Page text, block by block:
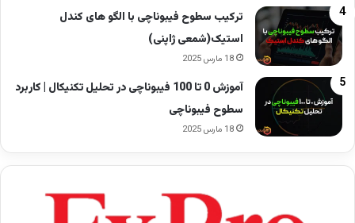
ترکیب سطوح فیبوناچی با الگو های کندل
استیک(شمعی ژاپنی)
18 مارس 2025
آموزش 0 تا 100 فیبوناچی در تحلیل تکنیکال | کاربرد
سطوح فیبوناچی
18 مارس 2025